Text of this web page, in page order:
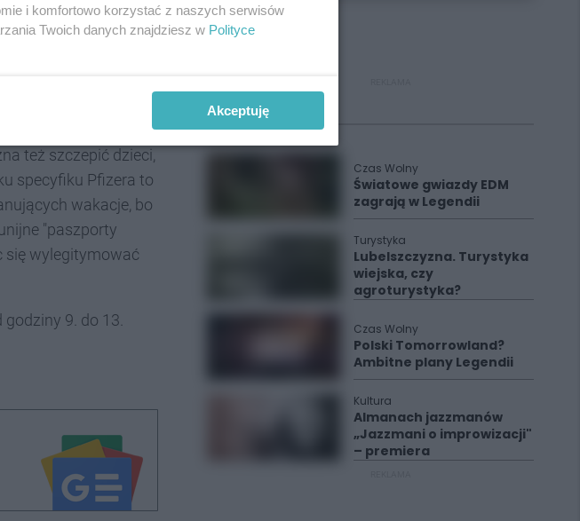
19. Jutro w
przez system
bez zbędnych
też szczepić dzieci,
specyfiku Pfizera to
wakacje, bo
"paszporty
się wylegitymować
9. do 13.
Polecane
Czas Wolny
Światowe gwiazdy EDM
zagrają w Legendii
Turystyka
Lubelszczyzna. Turystyka
wiejska, czy
agroturystyka?
Czas Wolny
Polski Tomorrowland?
Ambitne plany Legendii
Kultura
Almanach jazzmanów
„Jazzmani o improwizacji"
– premiera
i komfortowo korzystać z naszych serwisów
Twoich danych znajdziesz w Polityce
Akceptuję